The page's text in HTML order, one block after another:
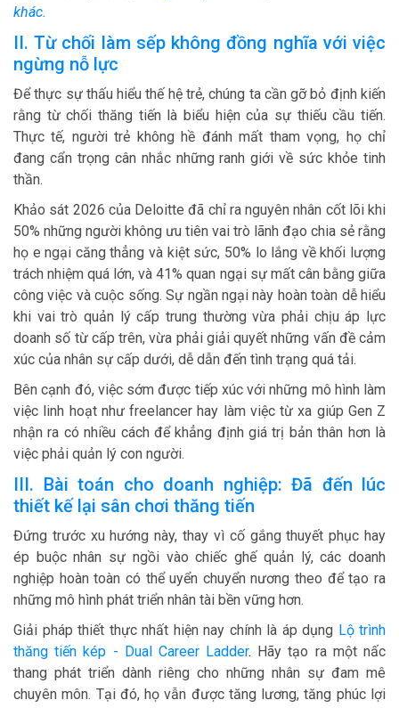
khác.
II. Từ chối làm sếp không đồng nghĩa với việc
ngừng nỗ lực
Để thực sự thấu hiểu thế hệ trẻ, chúng ta cần gỡ bỏ định kiến
rằng từ chối thăng tiến là biểu hiện của sự thiếu cầu tiến.
Thực tế, người trẻ không hề đánh mất tham vọng, họ chỉ
đang cẩn trọng cân nhắc những ranh giới về sức khỏe tinh
thần.
Khảo sát 2026 của Deloitte đã chỉ ra nguyên nhân cốt lõi khi
50% những người không ưu tiên vai trò lãnh đạo chia sẻ rằng
họ e ngại căng thẳng và kiệt sức, 50% lo lắng về khối lượng
trách nhiệm quá lớn, và 41% quan ngại sự mất cân bằng giữa
công việc và cuộc sống. Sự ngần ngại này hoàn toàn dễ hiểu
khi vai trò quản lý cấp trung thường vừa phải chịu áp lực
doanh số từ cấp trên, vừa phải giải quyết những vấn đề cảm
xúc của nhân sự cấp dưới, dễ dẫn đến tình trạng quá tải.
Bên cạnh đó, việc sớm được tiếp xúc với những mô hình làm
việc linh hoạt như freelancer hay làm việc từ xa giúp Gen Z
nhận ra có nhiều cách để khẳng định giá trị bản thân hơn là
việc phải quản lý con người.
III. Bài toán cho doanh nghiệp: Đã đến lúc
thiết kế lại sân chơi thăng tiến
Đứng trước xu hướng này, thay vì cố gắng thuyết phục hay
ép buộc nhân sự ngồi vào chiếc ghế quản lý, các doanh
nghiệp hoàn toàn có thể uyển chuyển nương theo để tạo ra
những mô hình phát triển nhân tài bền vững hơn.
Giải pháp thiết thực nhất hiện nay chính là áp dụng Lộ trình
thăng tiến kép - Dual Career Ladder. Hãy tạo ra một nấc
thang phát triển dành riêng cho những nhân sự đam mê
chuyên môn. Tại đó, họ vẫn được tăng lương, tăng phúc lợi